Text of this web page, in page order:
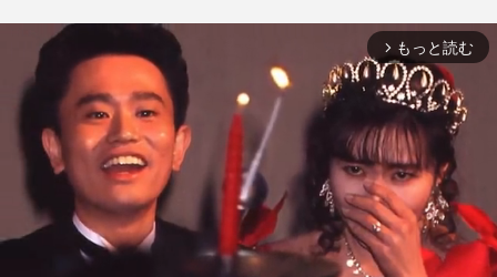
arrow_forward_ios もっと読む